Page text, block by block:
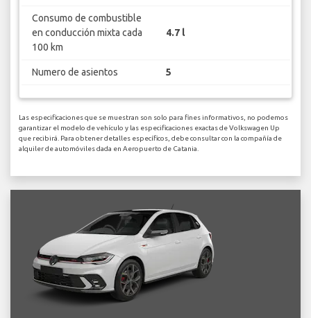
Consumo de combustible
en conducción mixta cada
100 km
4.7 l
Numero de asientos 5
Las especificaciones que se muestran son solo para fines informativos, no podemos
garantizar el modelo de vehículo y las especificaciones exactas de Volkswagen Up
que recibirá. Para obtener detalles específicos, debe consultar con la compañía de
alquiler de automóviles dada en Aeropuerto de Catania.